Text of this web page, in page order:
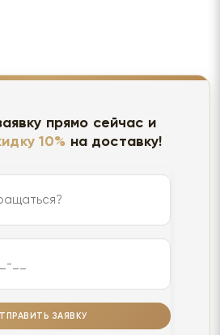
прямо сейчас и
10% на доставку!
ЗАЯВКУ